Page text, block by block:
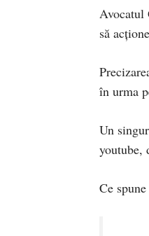
Avocatul
să
în urma
Un
youtube,
Ce